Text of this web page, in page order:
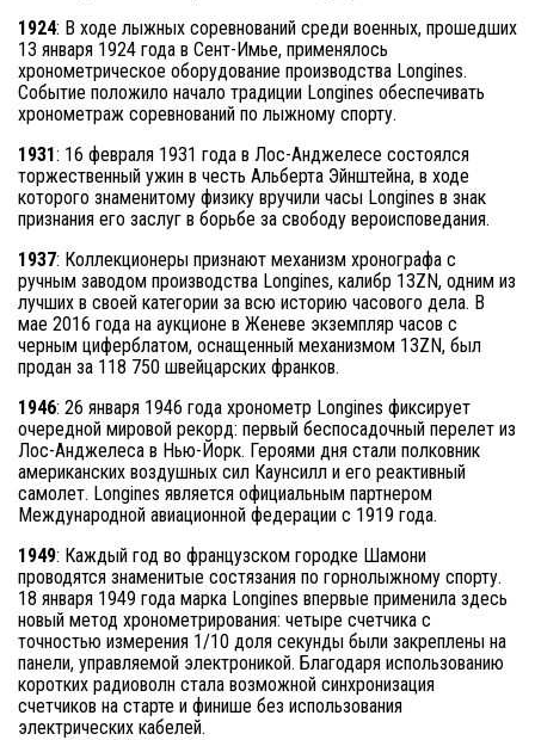
1924: В ходе лыжных соревнований среди военных, прошедших
13 января 1924 года в Сент-Имье, применялось
хронометрическое оборудование производства Longines.
Событие положило начало традиции Longines обеспечивать
хронометраж соревнований по лыжному спорту.
1931: 16 февраля 1931 года в Лос-Анджелесе состоялся
торжественный ужин в честь Альберта Эйнштейна, в ходе
которого знаменитому физику вручили часы Longines в знак
признания его заслуг в борьбе за свободу вероисповедания.
1937: Коллекционеры признают механизм хронографа с
ручным заводом производства Longines, калибр 13ZN, одним из
лучших в своей категории за всю историю часового дела. В
мае 2016 года на аукционе в Женеве экземпляр часов с
черным циферблатом, оснащенный механизмом 13ZN, был
продан за 118 750 швейцарских франков.
1946: 26 января 1946 года хронометр Longines фиксирует
очередной мировой рекорд: первый беспосадочный перелет из
Лос-Анджелеса в Нью-Йорк. Героями дня стали полковник
американских воздушных сил Каунсилл и его реактивный
самолет. Longines является официальным партнером
Международной авиационной федерации с 1919 года.
1949: Каждый год во французском городке Шамони
проводятся знаменитые состязания по горнолыжному спорту.
18 января 1949 года марка Longines впервые применила здесь
новый метод хронометрирования: четыре счетчика с
точностью измерения 1/10 доля секунды были закреплены на
панели, управляемой электроникой. Благодаря использованию
коротких радиоволн стала возможной синхронизация
счетчиков на старте и финише без использования
электрических кабелей.